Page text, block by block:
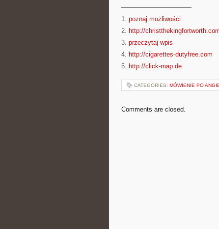
———————————
1. poznaj możliwości
2. http://
3. przeczytaj wpis
4. http://cigarettes-dutyfree.com
5. http://click-map.de
CATEGORIES: MÓWIENIE PO
Comments are closed.